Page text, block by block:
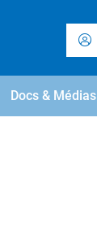
Docs & Médias